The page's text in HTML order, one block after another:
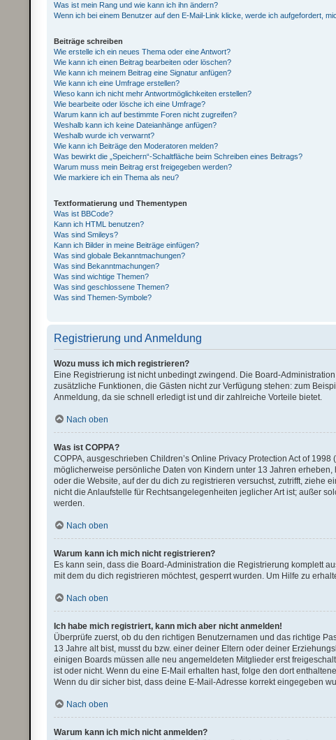
Was ist mein Rang und wie kann ich ihn ändern?
Wenn ich bei einem Benutzer auf den E-Mail-Link klicke, werde ich aufgefordert,
Beiträge schreiben
Wie erstelle ich ein neues Thema oder eine Antwort?
Wie kann ich einen Beitrag bearbeiten oder löschen?
Wie kann ich meinem Beitrag eine Signatur anfügen?
Wie kann ich eine Umfrage erstellen?
Wieso kann ich nicht mehr Antwortmöglichkeiten erstellen?
Wie bearbeite oder lösche ich eine Umfrage?
Warum kann ich auf bestimmte Foren nicht zugreifen?
Weshalb kann ich keine Dateianhänge anfügen?
Weshalb wurde ich verwarnt?
Wie kann ich Beiträge den Moderatoren melden?
Was bewirkt die „Speichern“-Schaltfläche beim Schreiben eines Beitrags?
Warum muss mein Beitrag erst freigegeben werden?
Wie markiere ich ein Thema als neu?
Textformatierung und Thementypen
Was ist BBCode?
Kann ich HTML benutzen?
Was sind Smileys?
Kann ich Bilder in meine Beiträge einfügen?
Was sind globale Bekanntmachungen?
Was sind Bekanntmachungen?
Was sind wichtige Themen?
Was sind geschlossene Themen?
Was sind Themen-Symbole?
Registrierung und Anmeldung
Wozu muss ich mich registrieren?
Eine Registrierung ist nicht unbedingt zwingend. Die Board-
zusätzliche Funktionen, die Gästen nicht zur Verfügung stehen: zum
Anmeldung, da sie schnell erledigt ist und dir zahlreiche Vorteile bietet.
Nach oben
Was ist COPPA?
COPPA, ausgeschrieben Children’s Online Privacy Protection Act of
möglicherweise persönliche Daten von Kindern unter 13 Jahren
oder die Website, auf der du dich zu registrieren versuchst, zutrifft, ziehe
nicht die Anlaufstelle für Rechtsangelegenheiten jeglicher Art ist; außer
werden.
Nach oben
Warum kann ich mich nicht registrieren?
Es kann sein, dass die Board-Administration die Registrierung komplett
mit dem du dich registrieren möchtest, gesperrt wurden. Um Hilfe zu
Nach oben
Ich habe mich registriert, kann mich aber nicht anmelden!
Überprüfe zuerst, ob du den richtigen Benutzernamen und das richtige
13 Jahre alt bist, musst du bzw. einer deiner Eltern oder deiner
einigen Boards müssen alle neu angemeldeten Mitglieder erst
ist oder nicht. Wenn du eine E-Mail erhalten hast, folge den dort
Wenn du dir sicher bist, dass deine E-Mail-Adresse korrekt eingegeben
Nach oben
Warum kann ich mich nicht anmelden?